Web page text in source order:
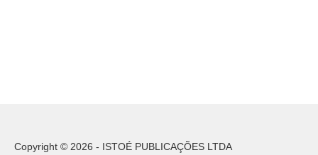
Copyright © 2026 - ISTOÉ PUBLICAÇÕES LTDA